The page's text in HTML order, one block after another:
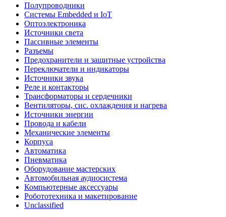
Полупроводники
Системы Embedded и IoT
Oптоэлектроника
Источники света
Пассивные элементы
Разъeмы
Предохранители и защитные устройства
Переключатели и индикаторы
Источники звука
Реле и контакторы
Трансформаторы и сердечники
Вентиляторы, сис. охлаждения и нагрева
Источники энергии
Провода и кабели
Механические элементы
Корпуса
Автоматика
Пневматика
Оборудование мастерских
Автомобильная аудиосистема
Компьютерные аксессуары
Робототехника и макетирование
Unclassified